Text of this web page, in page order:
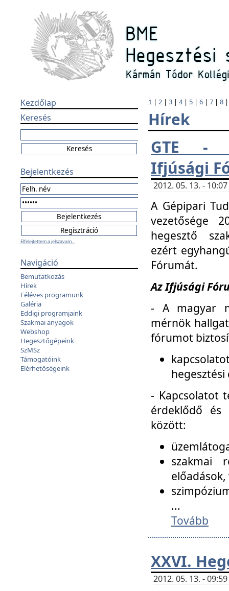
Kezdőlap
Keresés
Bejelentkezés
Elfelejtettem a jelszavam...
Navigáció
Bemutatkozás
Hírek
Féléves programunk
Galéria
Eddigi programjaink
Szakmai anyagok
Webshop
Hegesztőgépeink
SzMSz
Támogatóink
Elérhetőségeink
1 | 2 | 3 | 4| 5 | 6 | 7 | 8
Hírek
GTE -
Ifjúsági
2012. 05. 13. -
A Gépipari
vezetősége
hegesztő
ezért
Fórumát.
Az Ifjúsági
- A magyar
mérnök
fórumot
- Kapcsolatot
érdeklődő és
között:
szakmai
...
Tovább
XXVI.
2012. 05. 13. -